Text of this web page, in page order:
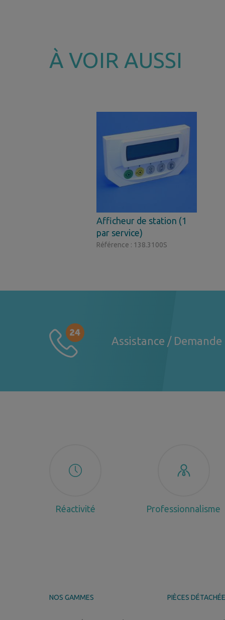
À VOIR AUSSI
Afficheur de station (1
par service)
Référence : 138.3100S
Assistance /
Réactivité Professionnalisme
NOS GAMMES PIÈCES